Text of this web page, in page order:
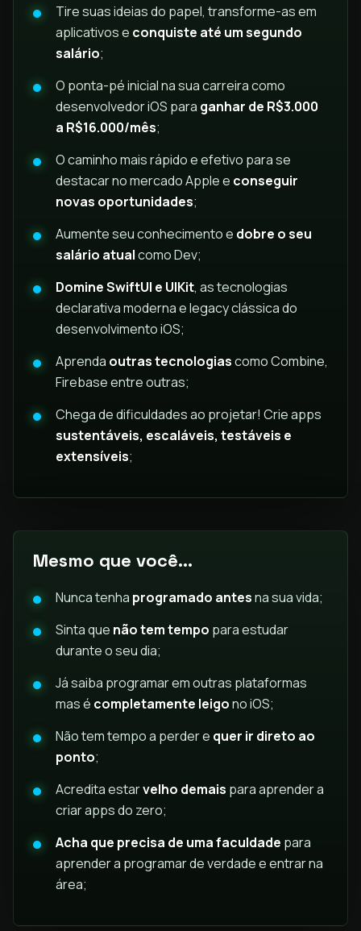
Tire suas ideias do papel, transforme-as em
aplicativos e conquiste até um segundo
salário;
O ponta-pé inicial na sua carreira como
desenvolvedor iOS para ganhar de R$3.000
a R$16.000/mês;
O caminho mais rápido e efetivo para se
destacar no mercado Apple e conseguir
novas oportunidades;
Aumente seu conhecimento e dobre o seu
salário atualcomo Dev;
Domine SwiftUI e UIKit, as tecnologias
declarativa moderna e legacy clássica do
desenvolvimento iOS;
Aprenda outras tecnologiascomo Combine,
Firebase entre outras;
Chega de dificuldades ao projetar! Crie apps
sustentáveis, escaláveis, testáveis e
extensíveis;
Mesmo que você...
Nunca tenha programado antesna sua vida;
Sinta que não tem tempo para estudar
durante o seu dia;
Já saiba programar em outras plataformas
mas é completamente leigono iOS;
Não tem tempo a perder e quer ir direto ao
ponto;
Acredita estarvelho demais para aprender a
criar apps do zero;
Acha que precisa de uma faculdade para
aprender a programar de verdade e entrar na
área;